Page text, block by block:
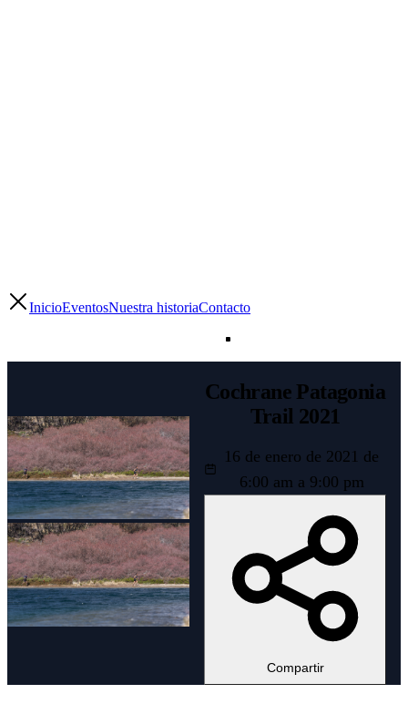
InicioEventosNuestra historiaContacto
Cochrane Patagonia
Trail 2021
16 de enero de 2021 de
6:00 am a 9:00 pm
Compartir